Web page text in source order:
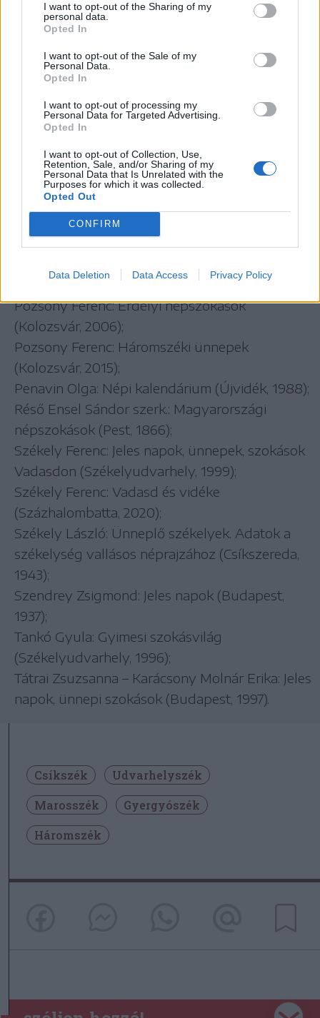
I want to opt-out of the Sharing of my
personal data.
Opted In
I want to opt-out of the Sale of my
Personal Data.
Opted In
I want to opt-out of processing my
Personal Data for Targeted Advertising.
Opted In
I want to opt-out of Collection, Use,
Retention, Sale, and/or Sharing of my
Personal Data that Is Unrelated with the
Purposes for which it was collected.
Opted Out
CONFIRM
Data Deletion Data Access Privacy Policy
néprajzához (Sepsiszentgyörgy, 1942);
Barabás László: Forog az esztendő kereke.
Sóvidéki népszokások (Marosvásárhely, 1998);
Iancu Laura: Kalendáris szokások a moldvai
Magyarfaluban (Budapest, 2011);
Magyar néprajz, VII. kötet (Budapest, 1990);
(Csíkszereda, 2008–2011);
Molnár V. József: Kalendárium. Az esztendő
körének szokásrendszere (Budapest, 1998);
Nyisztor Tinka: Hétköznapok és ünnepnapok. A
moldvai magyarok táplálkozásának etnográfiája
Pozsony Ferenc: Zabola (Budapest, 2002);
Pozsony Ferenc: Erdélyi népszokások
(Kolozsvár, 2006);
Pozsony Ferenc: Háromszéki ünnepek
(Kolozsvár, 2015);
Penavin Olga: Népi kalendárium (Újvidék, 1988);
Réső Ensel Sándor szerk.: Magyarországi
népszokások (Pest, 1866);
Székely Ferenc: Jeles napok, ünnepek, szokások
Vadasdon (Székelyudvarhely, 1999);
Székely Ferenc: Vadasd és vidéke
(Százhalombatta, 2020);
Székely László: Ünneplő székelyek. Adatok a
székelység vallásos néprajzához (Csíkszereda,
1943);
Szendrey Zsigmond: Jeles napok (Budapest,
1937);
Tankó Gyula: Gyimesi szokásvilág
(Székelyudvarhely, 1996);
Tátrai Zsuzsanna – Karácsony Molnár Erika: Jeles
napok, ünnepi szokások (Budapest, 1997).
Csíkszék
Udvarhelyszék
Marosszék
Gyergyószék
Háromszék